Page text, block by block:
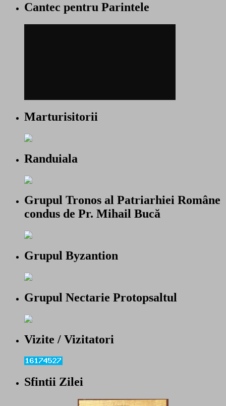
Cantec pentru Parintele
Marturisitorii
Randuiala
Grupul Tronos al Patriarhiei Române
condus de Pr. Mihail Bucă
Grupul Byzantion
Grupul Nectarie Protopsaltul
Vizite / Vizitatori
Sfintii Zilei